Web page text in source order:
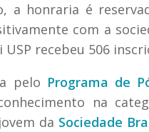
a honraria é
com a
recebeu 506
pelo Programa de
na
da Sociedade